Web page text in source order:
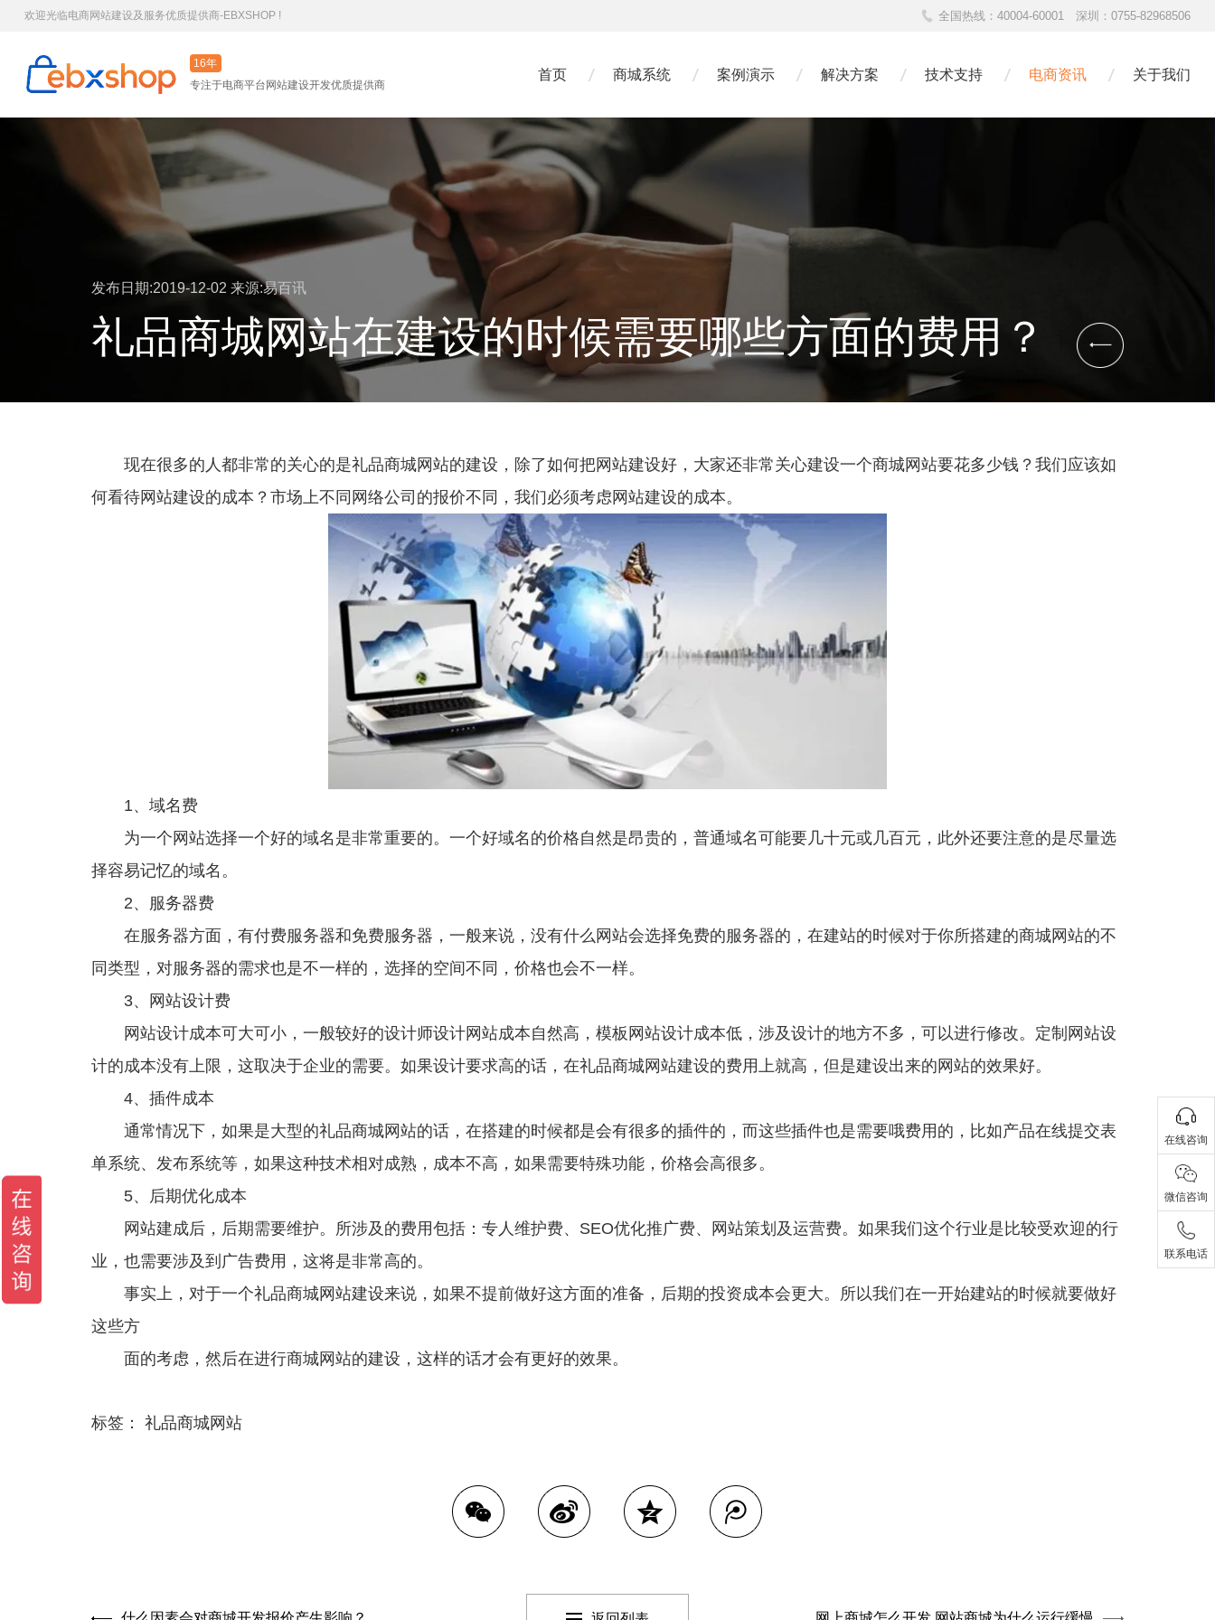
欢迎光临电商网站建设及服务优质提供商-EBXSHOP ! 全国热线：40004-60001 深圳：0755-82968506
16年
专注于电商平台网站建设开发优质提供商
首页 商城系统 案例演示 解决方案 技术支持 电商资讯 关于我们
发布日期:2019-12-02 来源:易百讯
礼品商城网站在建设的时候需要哪些方面的费用？
现在很多的人都非常的关心的是礼品商城网站的建设，除了如何把网站建设好，大家还非常关心建设一个商城网站要花多少钱？我们应该如
何看待网站建设的成本？市场上不同网络公司的报价不同，我们必须考虑网站建设的成本。
1、域名费
为一个网站选择一个好的域名是非常重要的。一个好域名的价格自然是昂贵的，普通域名可能要几十元或几百元，此外还要注意的是尽量选
择容易记忆的域名。
2、服务器费
在服务器方面，有付费服务器和免费服务器，一般来说，没有什么网站会选择免费的服务器的，在建站的时候对于你所搭建的商城网站的不
同类型，对服务器的需求也是不一样的，选择的空间不同，价格也会不一样。
3、网站设计费
网站设计成本可大可小，一般较好的设计师设计网站成本自然高，模板网站设计成本低，涉及设计的地方不多，可以进行修改。定制网站设
计的成本没有上限，这取决于企业的需要。如果设计要求高的话，在礼品商城网站建设的费用上就高，但是建设出来的网站的效果好。
4、插件成本
通常情况下，如果是大型的礼品商城网站的话，在搭建的时候都是会有很多的插件的，而这些插件也是需要哦费用的，比如产品在线提交表
单系统、发布系统等，如果这种技术相对成熟，成本不高，如果需要特殊功能，价格会高很多。
5、后期优化成本
网站建成后，后期需要维护。所涉及的费用包括：专人维护费、SEO优化推广费、网站策划及运营费。如果我们这个行业是比较受欢迎的行
业，也需要涉及到广告费用，这将是非常高的。
事实上，对于一个礼品商城网站建设来说，如果不提前做好这方面的准备，后期的投资成本会更大。所以我们在一开始建站的时候就要做好
这些方
面的考虑，然后在进行商城网站的建设，这样的话才会有更好的效果。
标签： 礼品商城网站
在线咨询
微信咨询
联系电话